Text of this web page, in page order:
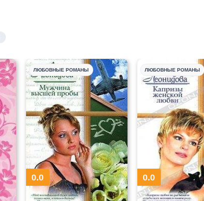
ЛЮБОВНЫЕ РОМАНЫ
0.0
ЛЮБОВНЫЕ РОМАНЫ
0.0